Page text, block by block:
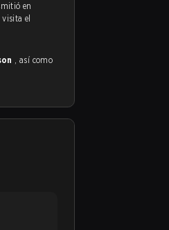
en
el
, así como